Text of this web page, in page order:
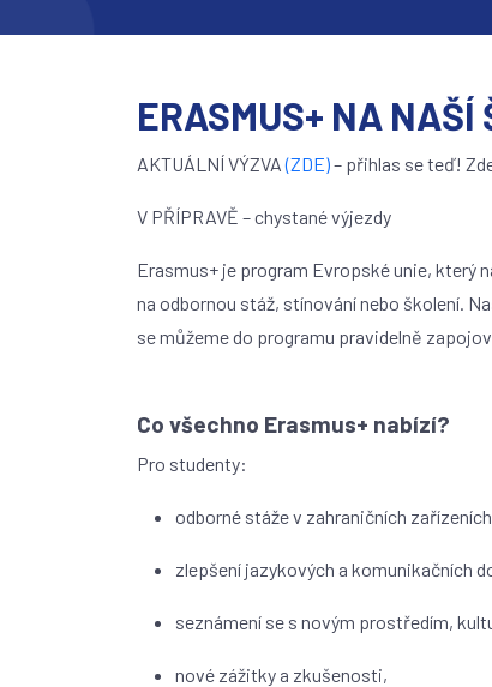
ERASMUS+ NA NAŠÍ
AKTUÁLNÍ VÝZVA(ZDE)– přihlas se teď!
V PŘÍPRAVĚ – chystané výjezdy
Erasmus+ je program Evropské unie, který
na odbornou stáž, stínování nebo školení.
se můžeme do programu pravidelně
Co všechno Erasmus+ nabízí?
Pro studenty:
odborné stáže v zahraničních
zlepšení jazykových a komunikačních
seznámení se s novým prostředím,
nové zážitky a zkušenosti,